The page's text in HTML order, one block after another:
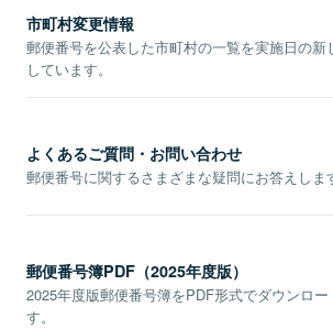
市町村変更情報
郵便番号を公表した市町村の一覧を実施日の新
しています。
よくあるご質問・お問い合わせ
郵便番号に関するさまざまな疑問にお答えしま
郵便番号簿PDF（2025年度版）
2025年度版郵便番号簿をPDF形式でダウンロー
す。